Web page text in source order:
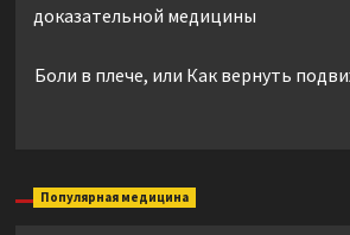
доказательной медицины
Боли в плече, или Как вернуть
Популярная медицина